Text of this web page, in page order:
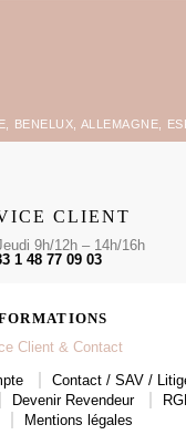
BENELUX, ALLEMAGNE,
CLIENT
9h/12h – 14h/16h
1 48 77 09 03
Client & Contact
Contact / SAV /
Devenir Revendeur
Mentions légales